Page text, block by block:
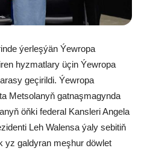
ýerleşýän Ýewropa
hyzmatlary üçin Ýewropa
geçirildi. Ýewropa
Metsolanyň gatnaşmagynda
öňki federal Kansleri Angela
Leh Walensa ýaly sebitiň
yz galdyran meşhur döwlet